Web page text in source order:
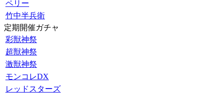
ペリー
竹中半兵衛
定期開催ガチャ
彩獣神祭
超獣神祭
激獣神祭
モンコレDX
レッドスターズ